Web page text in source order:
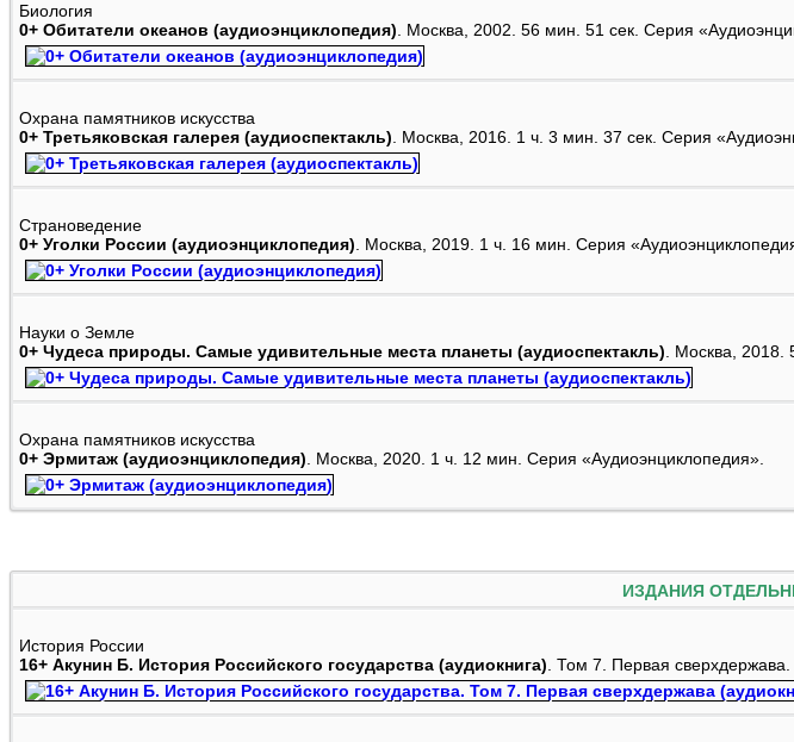
Биология
0+ Обитатели океанов (аудиоэнциклопедия) . Москва, 2002. 56 мин. 51 сек. Серия
Охрана памятников искусства
0+ Третьяковская галерея (аудиоспектакль) . Москва, 2016. 1 ч. 3 мин. 37 сек. Серия
Страноведение
0+ Уголки России (аудиоэнциклопедия) . Москва, 2019. 1 ч. 16 мин. Серия
Науки о Земле
0+ Чудеса природы. Самые удивительные места планеты (аудиоспектакль) . Москва,
Охрана памятников искусства
0+ Эрмитаж (аудиоэнциклопедия) . Москва, 2020. 1 ч. 12 мин. Серия «Аудиоэнциклопедия».
ИЗДАНИЯ
История России
16+ Акунин Б. История Российского государства (аудиокнига) . Том 7. Первая